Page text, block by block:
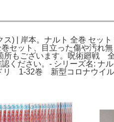
) | 岸本。ナルト 全巻 セッ
セット、目立った傷や汚れ
所もございます。呪術廻戦
ください。- シリーズ名:
リ 1-32巻 新型コロナウイ